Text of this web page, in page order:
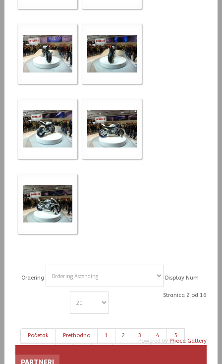
Ordering Display Num
Stranica 2 od 16
Početak Prethodno 1 2 3 4 5
Powered by Phoca Gallery